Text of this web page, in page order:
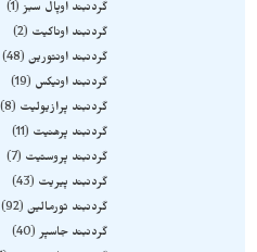
گردنبند اوپال سبز 1
گردنبند اوناکیت
2
گردنبند اونتورین 48
گردنبند اونیکس
19
گردنبند پرازیولیت
8
گردنبند پرهنیت
11
گردنبند پروستیت
7
گردنبند پیریت
43
گردنبند تورمالین 92
گردنبند جاسپر 40